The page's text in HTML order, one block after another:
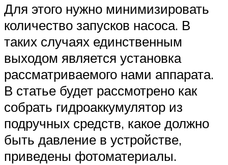
Для этого нужно минимизировать
количество запусков насоса. В
таких случаях единственным
выходом является установка
рассматриваемого нами аппарата.
В статье будет рассмотрено как
собрать гидроаккумулятор из
подручных средств, какое должно
быть давление в устройстве,
приведены фотоматериалы.